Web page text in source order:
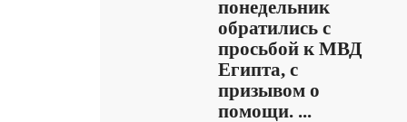
понедельник
обратились с
просьбой к МВД
Египта, с
призывом о
помощи. ...